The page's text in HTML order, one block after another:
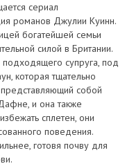
сериал
романов Джулии Куинн.
богатейшей семьи
силой в Британии.
супруга, под
которая тщательно
представляющий собой
и она также
сплетен, они
поведения.
готовя почву для